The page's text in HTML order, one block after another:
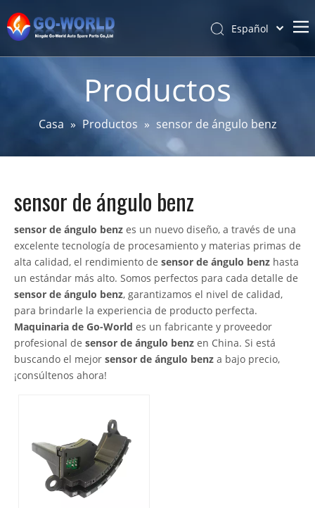
Acerca de
Productos
Apoyo
Contáctenos
Español
简体中文
Productos
Casa » Productos » sensor de ángulo benz
sensor de ángulo benz
sensor de ángulo benz es un nuevo diseño, a través de una
excelente tecnología de procesamiento y materias primas de
alta calidad, el rendimiento de sensor de ángulo benz hasta
un estándar más alto. Somos perfectos para cada detalle de
sensor de ángulo benz, garantizamos el nivel de calidad,
para brindarle la experiencia de producto perfecta.
Maquinaria de Go-World es un fabricante y proveedor
profesional de sensor de ángulo benz en China. Si está
buscando el mejor sensor de ángulo benz a bajo precio,
¡consúltenos ahora!